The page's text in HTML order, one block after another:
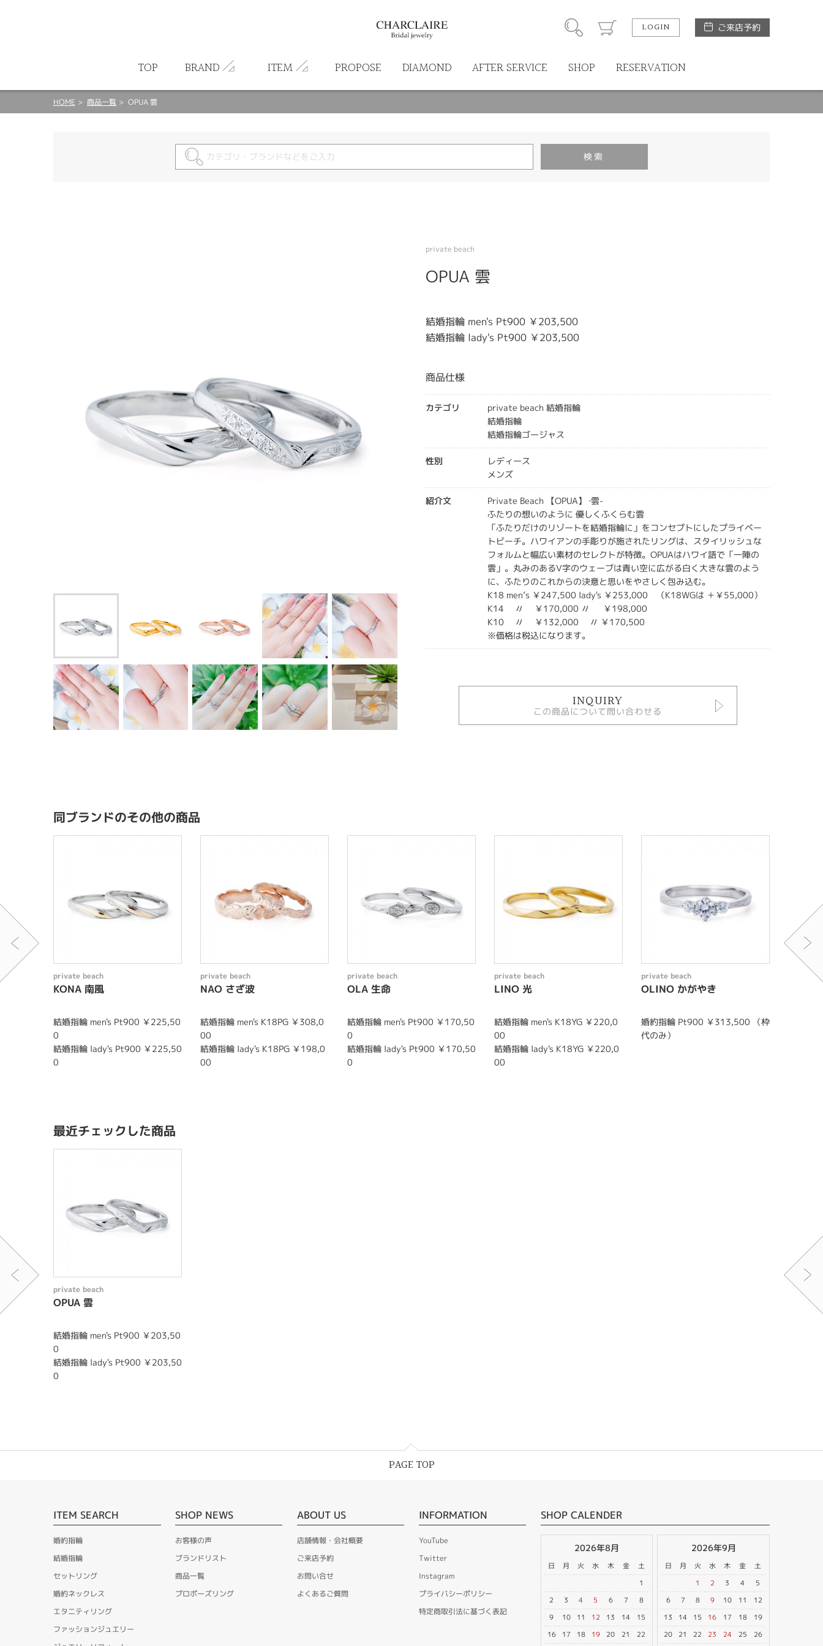
LOGIN ご来店予約
TOP BRAND ITEM PROPOSE DIAMOND AFTER SERVICE SHOP RESERVATION
HOME 商品一覧 OPUA 雲
private beach
OPUA 雲
結婚指輪 men's Pt900 ￥203,500
結婚指輪 lady's Pt900 ￥203,500
商品仕様
カテゴリ
private beach 結婚指輪
結婚指輪
結婚指輪ゴージャス
性別
レディース
メンズ
紹介文
Private Beach 【OPUA】 ‐雲-
ふたりの想いのように 優しくふくらむ雲
「ふたりだけのリゾートを結婚指輪に」をコンセプトにしたプライベー
トビーチ。ハワイアンの手彫りが施されたリングは、スタイリッシュな
フォルムと幅広い素材のセレクトが特徴。OPUAはハワイ語で「一陣の
雲」。丸みのあるV字のウェーブは青い空に広がる白く大きな雲のよう
に、ふたりのこれからの決意と思いをやさしく包み込む。
K18 men’s ￥247,500 lady's ￥253,000 （K18WGは ＋￥55,000）
K14 〃 ￥170,000 〃 ￥198,000
K10 〃 ￥132,000 〃 ￥170,500
※価格は税込になります。
INQUIRY
この商品について問い合わせる
同ブランドのその他の商品
private beach
KONA 南風
結婚指輪 men's Pt900 ￥225,50
0
結婚指輪 lady's Pt900 ￥225,50
0
private beach
NAO さざ波
結婚指輪 men's K18PG ￥308,0
00
結婚指輪 lady's K18PG ￥198,0
00
private beach
OLA 生命
結婚指輪 men's Pt900 ￥170,50
0
結婚指輪 lady's Pt900 ￥170,50
0
private beach
LINO 光
結婚指輪 men's K18YG ￥220,0
00
結婚指輪 lady's K18YG ￥220,0
00
private beach
OLINO かがやき
婚約指輪 Pt900 ￥313,500 （枠
代のみ）
private
最近チェックした商品
private beach
OPUA 雲
結婚指輪 men's Pt900 ￥203,50
0
結婚指輪 lady's Pt900 ￥203,50
0
PAGE TOP
ITEM SEARCH
婚約指輪
結婚指輪
セットリング
婚約ネックレス
エタニティリング
ファッションジュエリー
SHOP NEWS
お客様の声
ブランドリスト
商品一覧
プロポーズリング
ABOUT US
店舗情報・会社概要
ご来店予約
お問い合せ
よくあるご質問
INFORMATION
YouTube
Twitter
Instagram
プライバシーポリシー
特定商取引法に基づく表記
SHOP CALENDER
2026年8月
日 月 火 水 木 金
土
1
2
3 4 5 6 7
8
9
10 11 12 13 14
15
16
17 18 19 20 21 22
2026年9月
日 月 火 水 木 金
土
1
2 3 4
5
6
7 8 9 10 11
12
13
14 15 16 17 18
19
20
21 22 23 24 25 26